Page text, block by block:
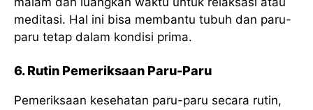
meditasi. Hal ini bisa membantu tubuh dan paru-
paru tetap dalam kondisi prima.
6. Rutin Pemeriksaan Paru-Paru
Pemeriksaan kesehatan paru-paru secara rutin,